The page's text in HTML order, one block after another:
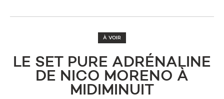
À VOIR
LE SET PURE ADRÉNALINE
DE NICO MORENO À
MIDIMINUIT